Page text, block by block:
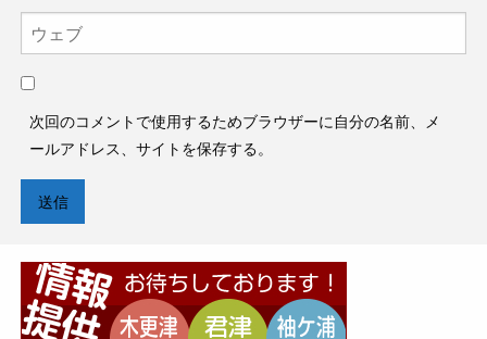
次回のコメントで使用するためブラウザーに自分の名前、メ
ールアドレス、サイトを保存する。